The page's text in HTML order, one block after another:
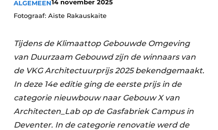
storymetadata
Vacature aanmelden
Video’s
ALGEMEEN14 november 2025
Fotograaf: Aiste Rakauskaite
Tijdens de Klimaattop Gebouwde Omgeving
van Duurzaam Gebouwd zijn de winnaars van
de VKG Architectuurprijs 2025 bekendgemaakt.
In deze 14e editie ging de eerste prijs in de
categorie nieuwbouw naar Gebouw X van
Architecten_Lab op de Gasfabriek Campus in
Deventer. In de categorie renovatie werd de